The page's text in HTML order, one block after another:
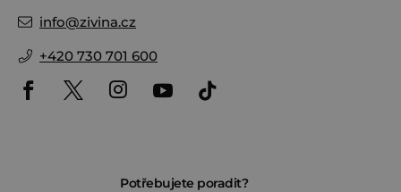
info@zivina.cz
+420 730 701 600
Potřebujete poradit?